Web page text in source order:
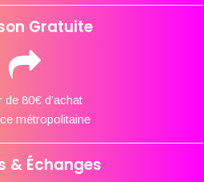
Gratuite
de 80€ d’achat
métropolitaine
& Échanges